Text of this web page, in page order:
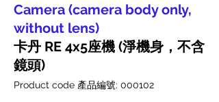
Camera (camera body only,
without lens)
卡丹 RE 4x5座機 (淨機身，不含
鏡頭)
Product code 產品編號: 000102